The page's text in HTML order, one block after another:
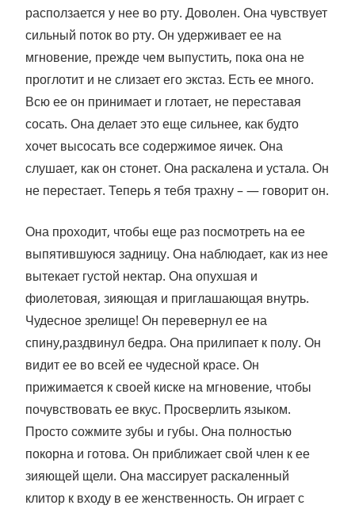
расползается у нее во рту. Доволен. Она чувствует
сильный поток во рту. Он удерживает ее на
мгновение, прежде чем выпустить, пока она не
проглотит и не слизает его экстаз. Есть ее много.
Всю ее он принимает и глотает, не переставая
сосать. Она делает это еще сильнее, как будто
хочет высосать все содержимое яичек. Она
слушает, как он стонет. Она раскалена и устала. Он
не перестает. Теперь я тебя трахну – — говорит он.
Она проходит, чтобы еще раз посмотреть на ее
выпятившуюся задницу. Она наблюдает, как из нее
вытекает густой нектар. Она опухшая и
фиолетовая, зияющая и приглашающая внутрь.
Чудесное зрелище! Он перевернул ее на
спину,раздвинул бедра. Она прилипает к полу. Он
видит ее во всей ее чудесной красе. Он
прижимается к своей киске на мгновение, чтобы
почувствовать ее вкус. Просверлить языком.
Просто сожмите зубы и губы. Она полностью
покорна и готова. Он приближает свой член к ее
зияющей щели. Она массирует раскаленный
клитор к входу в ее женственность. Он играет с